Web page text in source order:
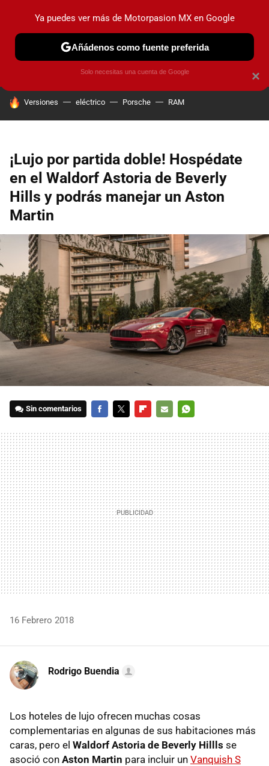
PRUEBAS INDUSTRIA HOY NO CIRCULA
HOY SE HABLA DE
Versiones eléctrico Porsche RAM
¡Lujo por partida doble! Hospédate
en el Waldorf Astoria de Beverly
Hills y podrás manejar un Aston
Martin
Sin comentarios
MAIL
16 Febrero 2018
Rodrigo Buendia
Los hoteles de lujo ofrecen muchas cosas
complementarias en algunas de sus habitaciones más
caras, pero el Waldorf Astoria de Beverly Hillls se
asoció con Aston Martin para incluir un Vanquish S
×
Ya puedes ver más de Motorpasion MX en Google
Añádenos como fuente preferida
Solo necesitas una cuenta de Google